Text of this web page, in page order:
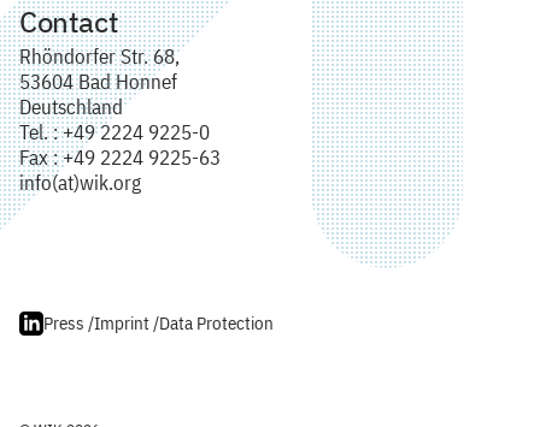
Contact
Rhöndorfer Str. 68,
53604 Bad Honnef
Deutschland
Tel. : +49 2224 9225-0
Fax : +49 2224 9225-63
info(at)wik.org
Press /Imprint /Data Protection